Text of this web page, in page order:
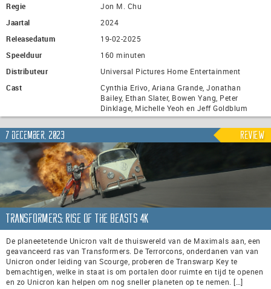
Regie
Jon M. Chu
Jaartal
2024
Releasedatum
19-02-2025
Speelduur
160 minuten
Distributeur
Universal Pictures Home Entertainment
Cast
Cynthia Erivo, Ariana Grande, Jonathan
Bailey, Ethan Slater, Bowen Yang, Peter
Dinklage, Michelle Yeoh en Jeff Goldblum
7 december, 2023 Review
Transformers: Rise of the Beasts 4K
De planeetetende Unicron valt de thuiswereld van de Maximals aan, een
geavanceerd ras van Transformers. De Terrorcons, onderdanen van van
Unicron onder leiding van Scourge, proberen de Transwarp Key te
bemachtigen, welke in staat is om portalen door ruimte en tijd te openen
en zo Unicron kan helpen om nog sneller planeten op te nemen. […]